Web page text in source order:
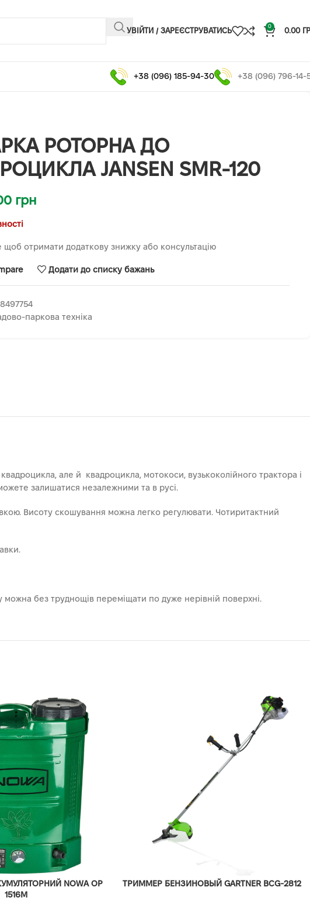
УВІЙТИ / ЗАРЕЄСТРУВАТИСЬ
0
0.00
+38 (096) 185-94-30 +38 (096) 796-14-
РОТОРНА ДО
JANSEN SMR-120
грн
щоб отримати додаткову знижку або консультацію
Додати до списку бажань
паркова техніка
але й квадроцикла, мотокоси, вузькоколійного трактора і
залишатися незалежними та в русі.
Висоту скошування можна легко регулювати. Чотиритактний
без труднощів переміщати по дуже нерівній поверхні.
NOWA OP
1516M
ТРИММЕР БЕНЗИНОВЫЙ GARTNER BCG-2812